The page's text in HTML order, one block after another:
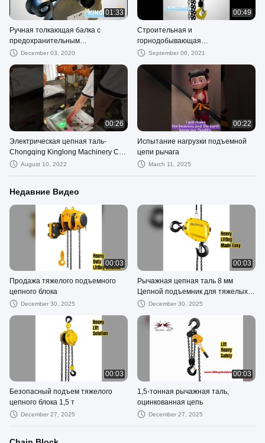
01:33
Ручная толкающая балка с
предохранительным
ограждением, цепная таль 0,5
December 03, 2020
00:49
Строительная и
горнодобывающая
промышленность, сверхмощная
HSZ-CA
September 06, 2021
00:26
Электрическая цепная таль-
Chongqing Kinglong Machinery Co.,
LTDAugust 10, 2022
00:22
Испытание нагрузки подъемной
цепи рычага
March 11, 2025
Недавние Видео
00:03
Продажа тяжелого подъемного
цепного блока
December 30, 2025
00:03
Рычажная цепная таль 8 мм
Цепной подъемник для тяжелых
грузовDecember 30, 2025
00:03
Безопасный подъем тяжелого
цепного блока 1,5 т
December 27, 2025
00:03
1,5-тонная рычажная таль,
оцинкованная цепь
December 27, 2025